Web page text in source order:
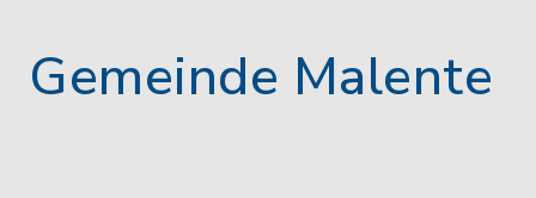
Gemeinde Malente